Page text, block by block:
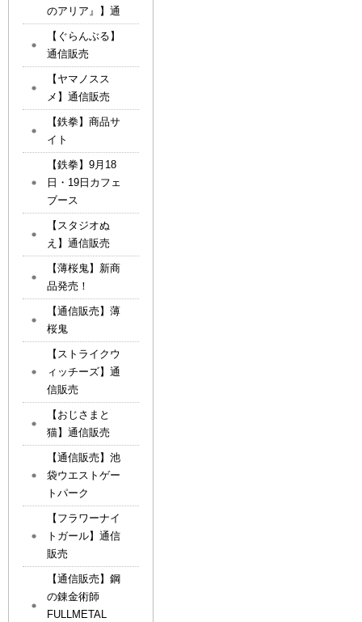
のアリア』】通
【ぐらんぶる】
通信販売
【ヤマノスス
メ】通信販売
【鉄拳】商品サ
イト
【鉄拳】9月18
日・19日カフェ
ブース
【スタジオぬ
え】通信販売
【薄桜鬼】新商
品発売！
【通信販売】薄
桜鬼
【ストライクウ
ィッチーズ】通
信販売
【おじさまと
猫】通信販売
【通信販売】池
袋ウエストゲー
トパーク
【フラワーナイ
トガール】通信
販売
【通信販売】鋼
の錬金術師
FULLMETAL